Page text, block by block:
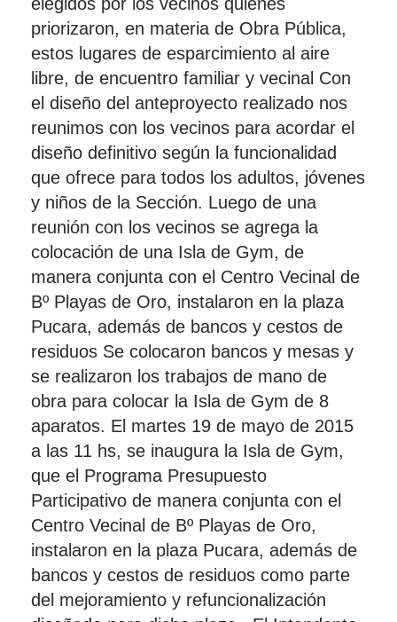
priorizaron, en materia de Obra Pública,
estos lugares de esparcimiento al aire
libre, de encuentro familiar y vecinal Con
el diseño del anteproyecto realizado nos
reunimos con los vecinos para acordar el
diseño definitivo según la funcionalidad
que ofrece para todos los adultos, jóvenes
y niños de la Sección. Luego de una
reunión con los vecinos se agrega la
colocación de una Isla de Gym, de
manera conjunta con el Centro Vecinal de
Bº Playas de Oro, instalaron en la plaza
Pucara, además de bancos y cestos de
residuos Se colocaron bancos y mesas y
se realizaron los trabajos de mano de
obra para colocar la Isla de Gym de 8
aparatos. El martes 19 de mayo de 2015
a las 11 hs, se inaugura la Isla de Gym,
que el Programa Presupuesto
Participativo de manera conjunta con el
Centro Vecinal de Bº Playas de Oro,
instalaron en la plaza Pucara, además de
bancos y cestos de residuos como parte
del mejoramiento y refuncionalización